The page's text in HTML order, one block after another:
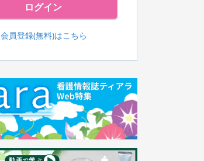
ログイン
会員登録(無料)はこちら